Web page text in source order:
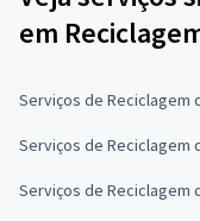
em
Serviços de Reciclagem
Serviços de Reciclagem
Serviços de Reciclagem